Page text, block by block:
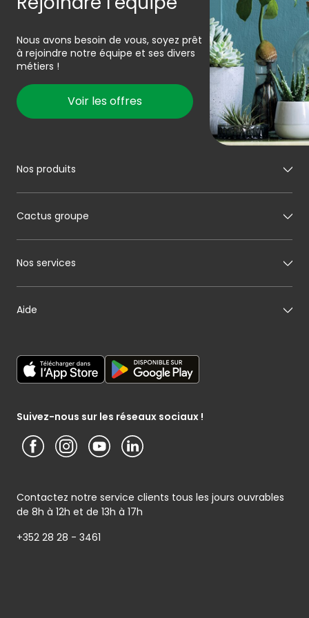
Nous avons besoin de vous, soyez prêt
à rejoindre notre équipe et ses divers
métiers !
Voir les offres
Suivez-nous sur les réseaux sociaux !
Contactez notre service clients tous les jours ouvrables
de 8h à 12h et de 13h à 17h
+352 28 28 - 3461
Nos produits
Mon boucher
Mon maraîcher
Cactus groupe
A propos de Cactus
Media / Presse
Présentation du groupe (PDF)
Nos services
Carte cadeau
Service photo
Aide
Conditions générales – Site www.cactus.lu
Notice d’information Cactus et Caterman (de Schnékert
Conditions générales de garantie